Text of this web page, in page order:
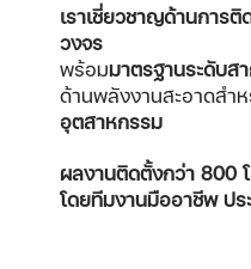
เราเชี่ยวชาญด้านการ
วงจร
พร้อมมาตรฐานระดับส
ด้านพลังงานสะอาดสำ
อุตสาหกรรม
ผลงานติดตั้งกว่า 800
โดยทีมงานมืออาชีพ ป